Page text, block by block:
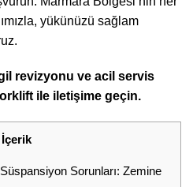
yükünüzü sağlam
revizyonu ve acil servis
ile iletişime geçin.
İçerik
Sorunları: Zemine